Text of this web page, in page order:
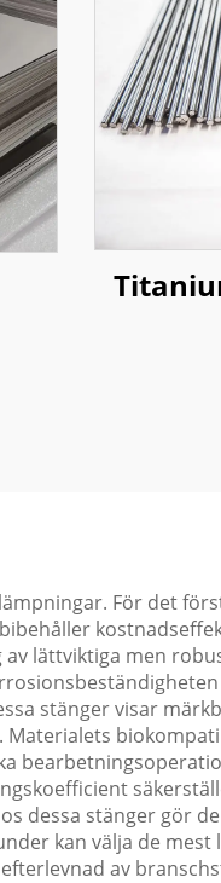
För det
lättviktiga men
stänger visar
dessa stänger gör
kan välja de mest
av